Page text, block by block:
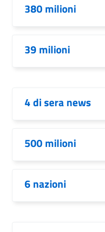
380 milioni
39 milioni
4 di sera news
500 milioni
6 nazioni